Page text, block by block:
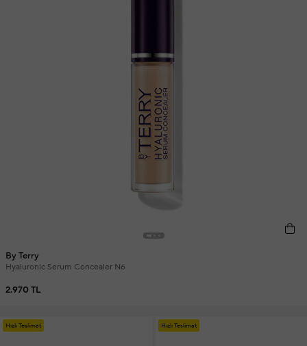
By Terry
Hyaluronic Serum Concealer N6
2.970 TL
Hızlı Teslimat Hızlı Teslimat